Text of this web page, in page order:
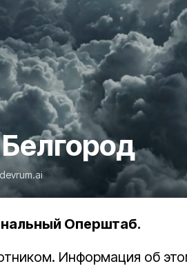
Оперштаб.
Информация об